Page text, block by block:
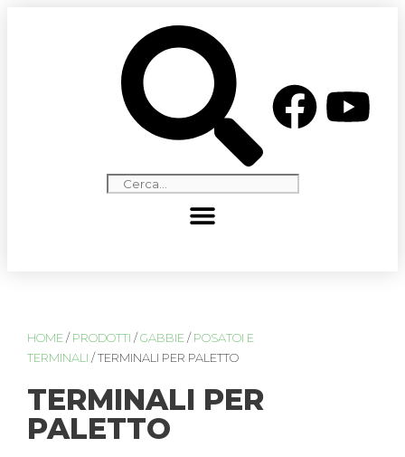
HOME / PRODOTTI /GABBIE / POSATOI E
TERMINALI / TERMINALI PER PALETTO
TERMINALI PER
PALETTO